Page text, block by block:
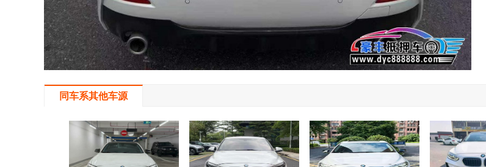
同车系其他车源